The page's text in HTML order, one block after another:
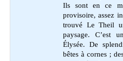
Ils sont en ce
provisoire, assez
trouvé Le Theil
paysage. C’est
Élysée. De
bêtes à cornes ;